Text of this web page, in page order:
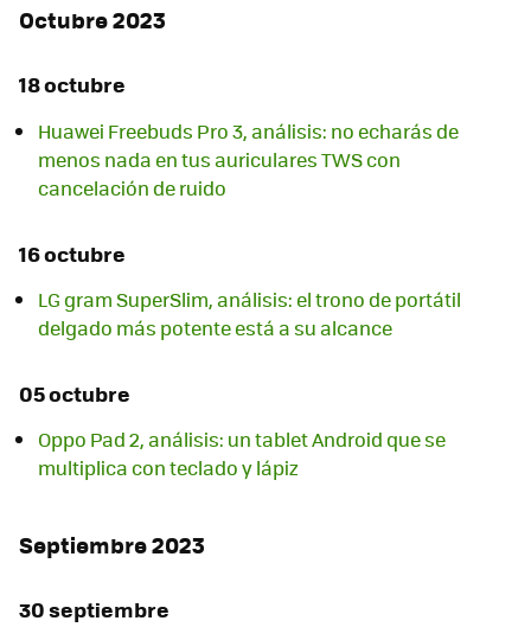
Octubre 2023
18 octubre
Huawei Freebuds Pro 3, análisis: no echarás de
menos nada en tus auriculares TWS con
cancelación de ruido
16 octubre
LG gram SuperSlim, análisis: el trono de portátil
delgado más potente está a su alcance
05 octubre
Oppo Pad 2, análisis: un tablet Android que se
multiplica con teclado y lápiz
Septiembre 2023
30 septiembre